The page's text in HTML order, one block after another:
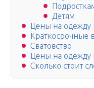
Детям
Цены на одежду
Краткосрочные
Сватовство
Цены на одежду
Сколько стоит